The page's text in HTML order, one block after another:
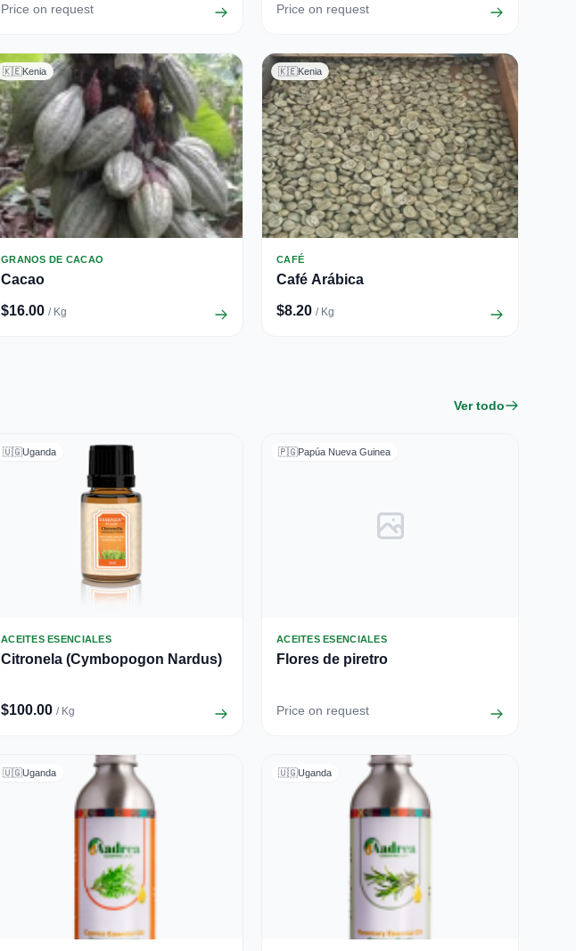
Price on request Price on request
🇰🇪Kenia
GRANOS DE CACAO
Cacao
$16.00 / Kg
🇰🇪Kenia
CAFÉ
Café Arábica
$8.20 / Kg
Ver todo
🇺🇬Uganda
ACEITES ESENCIALES
Citronela (Cymbopogon Nardus)
$100.00 / Kg
🇵🇬Papúa Nueva Guinea
ACEITES ESENCIALES
Flores de piretro
Price on request
🇺🇬Uganda 🇺🇬Uganda